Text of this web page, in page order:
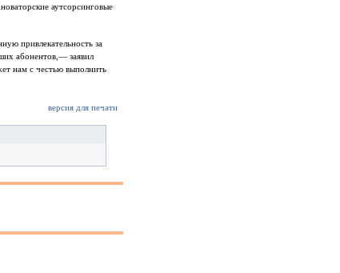
аутсорсинговые
привлекательность за
абонентов,— заявил
нам с честью выполнить
версия для печати